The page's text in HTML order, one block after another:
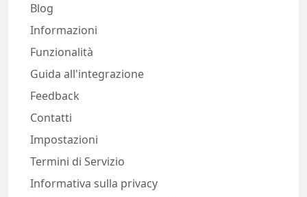
Blog
Informazioni
Funzionalità
Guida all'integrazione
Feedback
Contatti
Impostazioni
Termini di Servizio
Informativa sulla privacy